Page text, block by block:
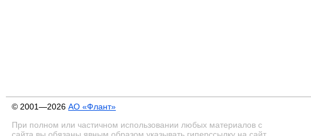
© 2001—2026 АО «Флант»
При полном или частичном использовании любых материалов с